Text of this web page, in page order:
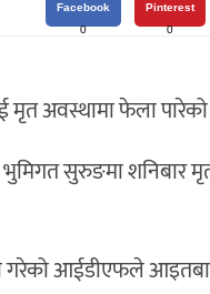
Facebook
0
Pinterest
0
अवस्थामा फेला
भुमिगत सुरुङमा
आईडीएफले